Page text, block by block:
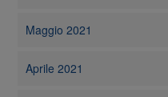
Maggio 2021
Aprile 2021